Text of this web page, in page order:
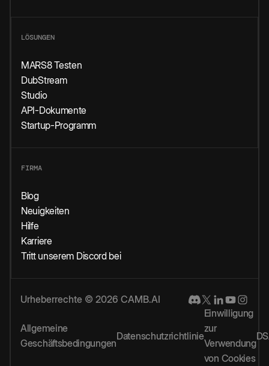
LÖSUNGEN
MARS8 Testen
DubStream
Studio
API-Dokumente
Startup-Programm
FIRMA
Blog
Neuigkeiten
Hilfe
Karriere
Tritt unserem Discord bei
Urheberrechte © 2026 CAMB.AI
Allgemeine
Geschäftsbedingungen
Datenschutzrichtlinie
Einwilligung
zur
Verwendung
von Cookies